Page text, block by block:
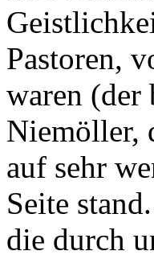
Pastoren,
waren (der
Niemöller,
auf sehr
Seite
die durch